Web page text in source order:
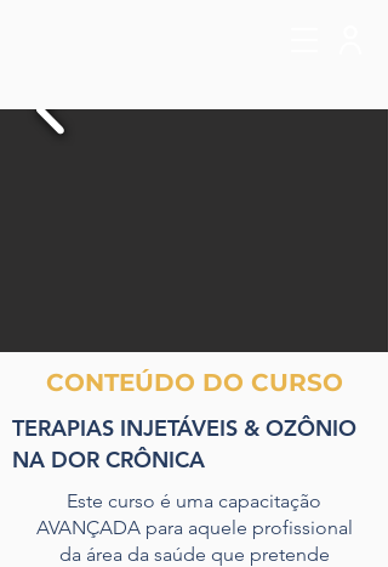
CONTEÚDO DO CURSO
TERAPIAS INJETÁVEIS & OZÔNIO
NA DOR CRÔNICA
Este curso é uma capacitação
AVANÇADA para aquele profissional
da área da saúde que pretende